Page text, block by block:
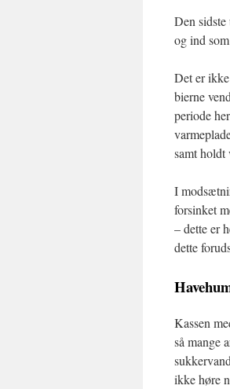
Den
og ind
Det er
bierne
periode
samt
I
forsinket
– dette er
dette
Kassen
så mange
ikke høre